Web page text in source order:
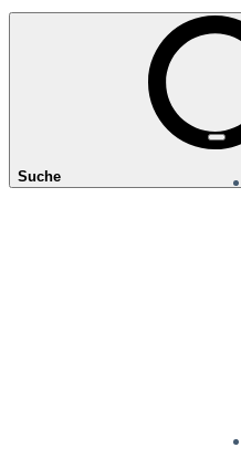
Suche
Das könnte Sie
Grundschule Planitzing